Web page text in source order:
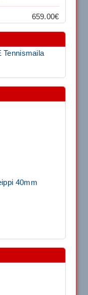
659.00€
Tennismaila
40mm